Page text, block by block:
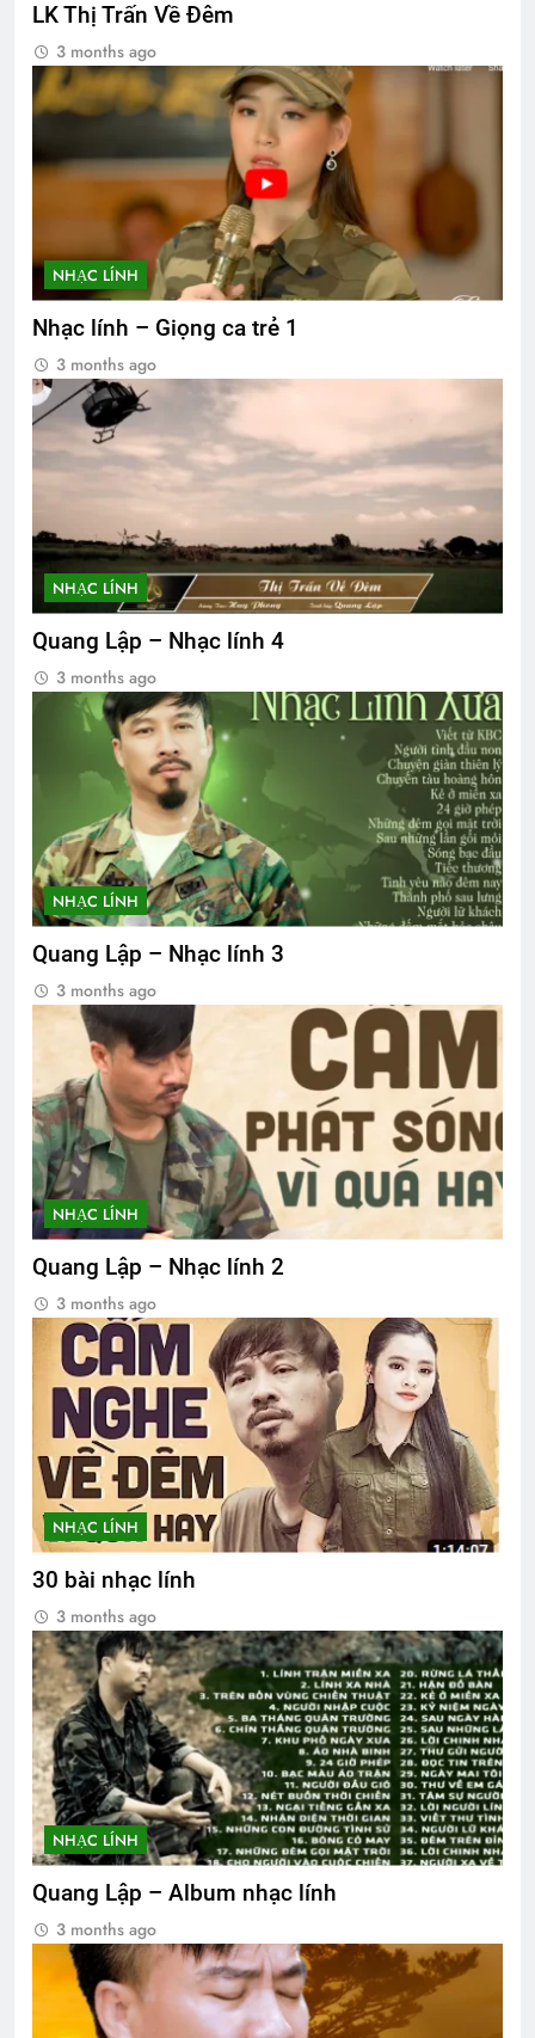
LK Thị Trấn Về Đêm
3 months ago
NHẠC LÍNH
Nhạc lính – Giọng ca trẻ 1
3 months ago
NHẠC LÍNH
Quang Lập – Nhạc lính 4
3 months ago
NHẠC LÍNH
Quang Lập – Nhạc lính 3
3 months ago
NHẠC LÍNH
Quang Lập – Nhạc lính 2
3 months ago
NHẠC LÍNH
30 bài nhạc lính
3 months ago
NHẠC LÍNH
Quang Lập – Album nhạc lính
3 months ago